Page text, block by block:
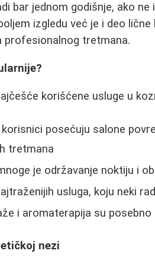
bar jednom godišnje, ako
izgledu već je i deo
profesionalnog tretmana.
korišćene usluge u
posećuju salone
tretmana
je održavanje noktiju i
usluga, koju neki
i aromaterapija su
nezi